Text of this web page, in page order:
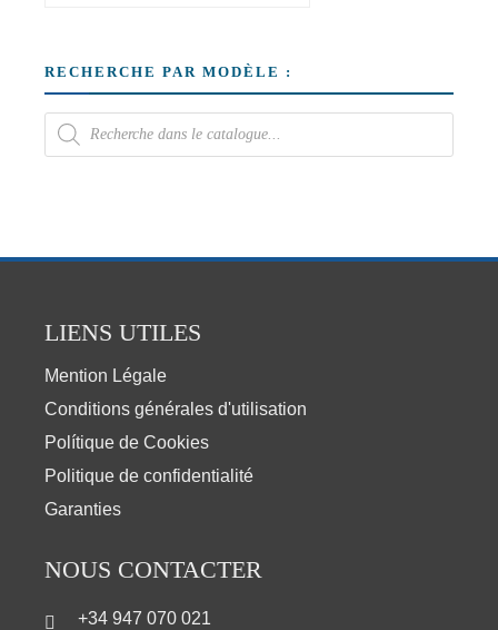
RECHERCHE PAR MODÈLE :
LIENS UTILES
Mention Légale
Conditions générales d'utilisation
Polítique de Cookies
Politique de confidentialité
Garanties
NOUS CONTACTER
+34 947 070 021